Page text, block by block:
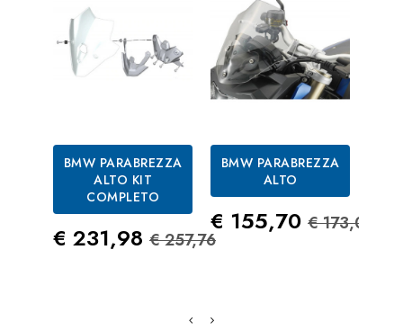
BMW PARABREZZA
ALTO KIT
COMPLETO
Prezzo
€ 231,98 Prezzo Standard
€ 257,76
BMW PARABREZZA
ALTO
Prezzo
€ 155,70 Prezzo
€ 173,00